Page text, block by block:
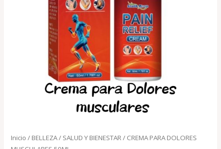
Inicio / BELLEZA/ SALUD Y BIENESTAR/ CREMA PARA DOLORES